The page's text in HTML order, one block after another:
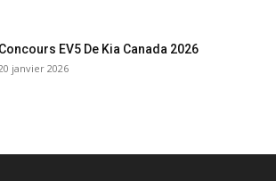
Concours EV5 De Kia Canada 2026
janvier 2026